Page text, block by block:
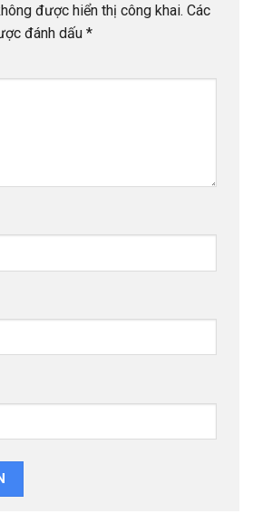
được hiển thị công khai. Các
đánh dấu *